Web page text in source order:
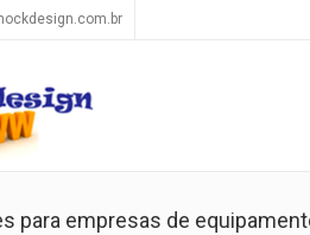
para empresas de